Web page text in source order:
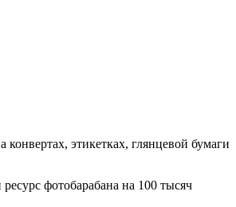
этикетках, глянцевой бумаги
фотобарабана на 100 тысяч